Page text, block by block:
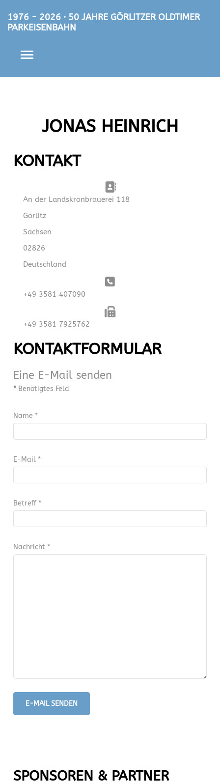
1976 - 2026 · 50 JAHRE GÖRLITZER OLDTIMER
PARKEISENBAHN
JONAS HEINRICH
KONTAKT
Adresse:
An der Landskronbrauerei 118
Görlitz
Sachsen
02826
Deutschland
+49 3581 407090
Fax:
+49 3581 7925762
KONTAKTFORMULAR
Eine E-Mail senden
* Benötigtes Feld
Name *
E-Mail *
Betreff*
Nachricht *
E-MAIL SENDEN
SPONSOREN & PARTNER